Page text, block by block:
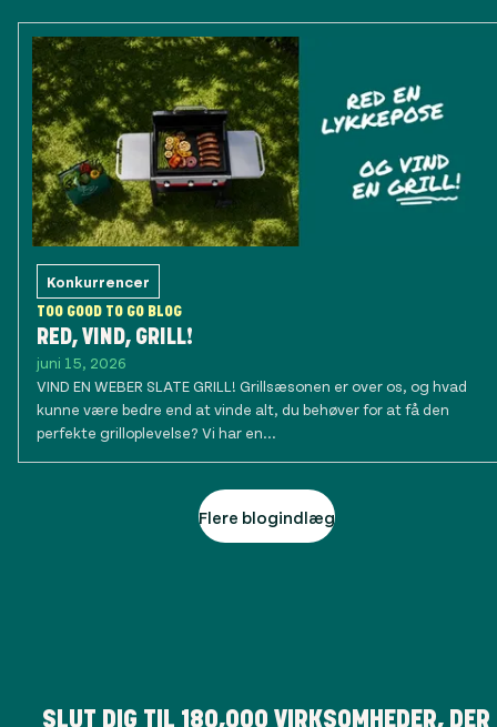
Konkurrencer
TOO GOOD TO GO BLOG
RED, VIND, GRILL!
juni 15, 2026
VIND EN WEBER SLATE GRILL! Grillsæsonen er over os, og hvad
kunne være bedre end at vinde alt, du behøver for at få den
perfekte grilloplevelse? Vi har en...
Flere blogindlæg
SLUT DIG TIL 180,000 VIRKSOMHEDER, DER